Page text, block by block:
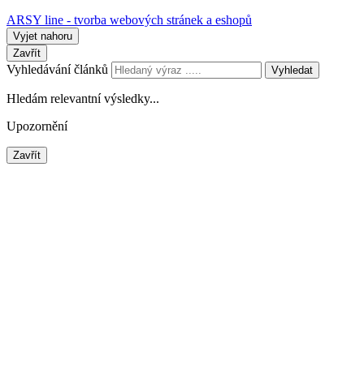
ARSY line - tvorba webových stránek a eshopů
Vyjet nahoru
Zavřít
Vyhledávání článků Vyhledat
Hledám relevantní výsledky...
Upozornění
Zavřít